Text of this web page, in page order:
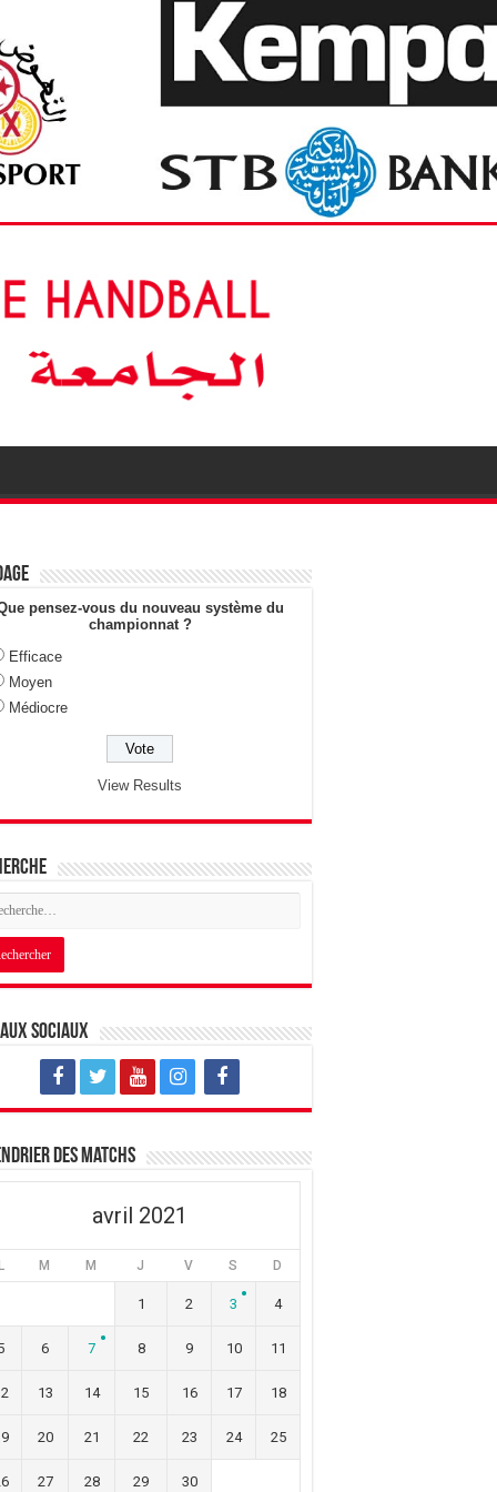
pensez-vous du nouveau système du
championnat ?
Efficace
Moyen
Médiocre
View Results
sociaux
des matchs
avril 2021
M M J V S D
1 2 3 4
6 7 8 9 10 11
13 14 15 16 17 18
20 21 22 23 24 25
27 28 29 30